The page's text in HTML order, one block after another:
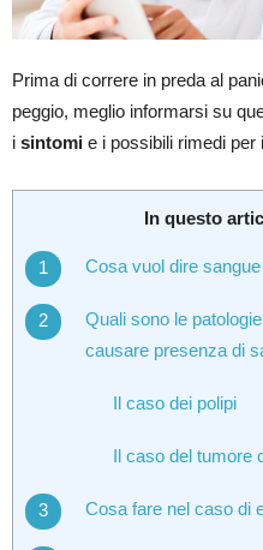
Prima di correre in preda al
peggio, meglio informarsi su
i sintomi e i possibili rimedi per
In questo
Cosa vuol dire
Quali sono le
causare presenza di
Il caso dei polipi
Il caso del tumore
Cosa fare nel caso di